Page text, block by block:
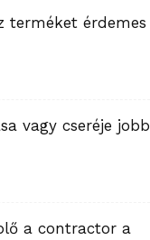
terméket érdemes
vagy cseréje jobb
a contractor a